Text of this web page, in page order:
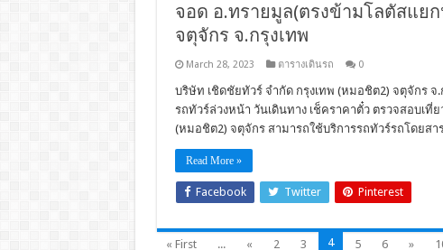
จอด อ.ทรายมูล(ตรงข้ามโลตัสแย
จตุจักร จ.กรุงเทพ
March 28, 2023 ตารางเดินรถ 0
บริษัท เชิดชัยทัวร์ จำกัด กรุงเทพ (หมอชิต2) จตุจักร จ
รถทัวร์ล่วงหน้า วันเดินทาง เช็คราคาตั๋ว ตรวจสอบเที่
(หมอชิต2) จตุจักร สามารถใช้บริการรถทัวร์รถโดยส
Read More »
Facebook Twitter Pinterest
« First ... « 2 3 4 5 6 »